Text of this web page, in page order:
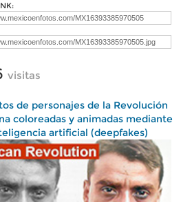
visitas
de personajes de la Revolución
coloreadas y animadas mediante
artificial (deepfakes)